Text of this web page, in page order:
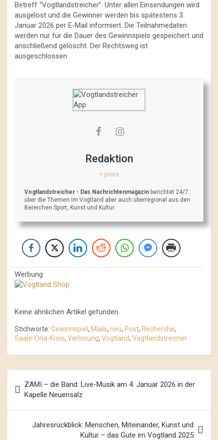
Betreff “Vogtlandstreicher”. Unter allen Einsendungen wird
ausgelost und die Gewinner werden bis spätestens 3.
Januar 2026 per E-Mail informiert. Die Teilnahmedaten
werden nur für die Dauer des Gewinnspiels gespeichert und
anschließend gelöscht. Der Rechtsweg ist
ausgeschlossen.
Redaktion
+ posts
Vogtlandstreicher - Das Nachrichtenmagazin berichtet 24/7
über die Themen im Vogtland aber auch überregional aus den
Bereichen Sport, Kunst und Kultur.
Werbung
Keine ähnlichen Artikel gefunden.
Stichworte: Gewinnspiel , Mails, neu, Post, Recherche,
Saale-Orla-Kreis, Verlosung, Vogtland, Vogtlandstreicher
Navigation
ZAMI – die Band: Live-Musik am 4. Januar 2026 in der
Kapelle Neuensalz
Jahresrückblick: Menschen, Miteinander, Kunst und
Kultur – das Gute im Vogtland 2025